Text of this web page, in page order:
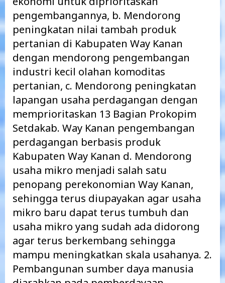
pengembangannya, b. Mendorong
peningkatan nilai tambah produk
pertanian di Kabupaten Way Kanan
dengan mendorong pengembangan
industri kecil olahan komoditas
pertanian, c. Mendorong peningkatan
lapangan usaha perdagangan dengan
memprioritaskan 13 Bagian Prokopim
Setdakab. Way Kanan pengembangan
perdagangan berbasis produk
Kabupaten Way Kanan d. Mendorong
usaha mikro menjadi salah satu
penopang perekonomian Way Kanan,
sehingga terus diupayakan agar usaha
mikro baru dapat terus tumbuh dan
usaha mikro yang sudah ada didorong
agar terus berkembang sehingga
mampu meningkatkan skala usahanya. 2.
Pembangunan sumber daya manusia